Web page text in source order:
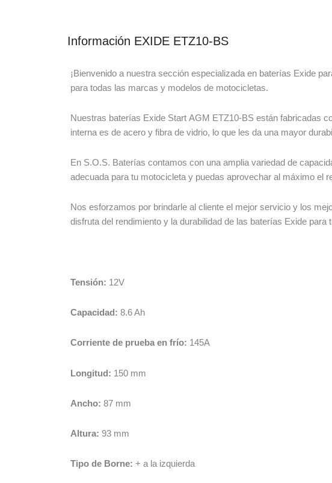
Información EXIDE ETZ10-BS
¡Bienvenido a nuestra sección especializada en baterías Exide
para todas las marcas y modelos de motocicletas.
Nuestras baterías Exide Start AGM ETZ10-BS están fabricadas
interna es de acero y fibra de vidrio, lo que les da una mayor
En S.O.S. Baterías contamos con una amplia variedad de
adecuada para tu motocicleta y puedas aprovechar al máximo el
Nos esforzamos por brindarle al cliente el mejor servicio y los
disfruta del rendimiento y la durabilidad de las baterías Exide para
Tensión: 12V
Capacidad: 8.6 Ah
Corriente de prueba en frío: 145A
Longitud: 150 mm
Ancho: 87 mm
Altura: 93 mm
Tipo de Borne: + a la izquierda